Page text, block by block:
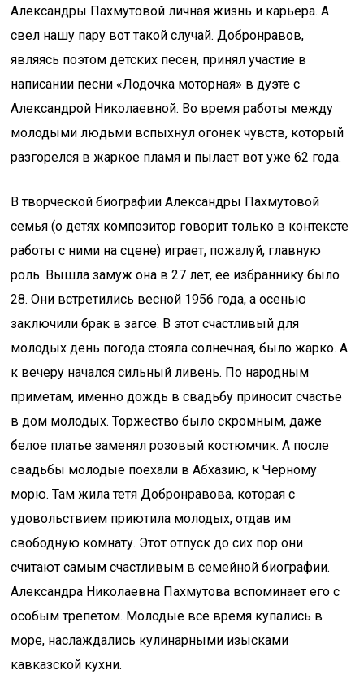
Александры Пахмутовой личная жизнь и карьера. А
свел нашу пару вот такой случай. Добронравов,
являясь поэтом детских песен, принял участие в
написании песни «Лодочка моторная» в дуэте с
Александрой Николаевной. Во время работы между
молодыми людьми вспыхнул огонек чувств, который
разгорелся в жаркое пламя и пылает вот уже 62 года.
В творческой биографии Александры Пахмутовой
семья (о детях композитор говорит только в контексте
работы с ними на сцене) играет, пожалуй, главную
роль. Вышла замуж она в 27 лет, ее избраннику было
28. Они встретились весной 1956 года, а осенью
заключили брак в загсе. В этот счастливый для
молодых день погода стояла солнечная, было жарко. А
к вечеру начался сильный ливень. По народным
приметам, именно дождь в свадьбу приносит счастье
в дом молодых. Торжество было скромным, даже
белое платье заменял розовый костюмчик. А после
свадьбы молодые поехали в Абхазию, к Черному
морю. Там жила тетя Добронравова, которая с
удовольствием приютила молодых, отдав им
свободную комнату. Этот отпуск до сих пор они
считают самым счастливым в семейной биографии.
Александра Николаевна Пахмутова вспоминает его с
особым трепетом. Молодые все время купались в
море, наслаждались кулинарными изысками
кавказской кухни.